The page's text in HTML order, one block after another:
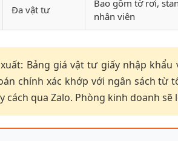
Đa vật tư
Bao gồm tờ rơi,
nhân viên
Bảng giá vật tư giấy nhập
chính xác khớp với ngân sách từ
cách qua Zalo. Phòng kinh doanh sẽ